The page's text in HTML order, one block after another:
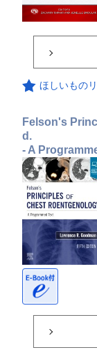
ほしいもの
Felson's
d.
- A